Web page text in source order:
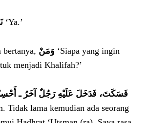
‘Ya.’
bertanya, وَمَنْ ‘Siapa yang ingin
menjadi Khalifah?’
فَسَكَتَ، فَدَخَلَ عَلَيْهِ رَجُلٌ آخَرُ ـ
Tidak lama kemudian ada seorang